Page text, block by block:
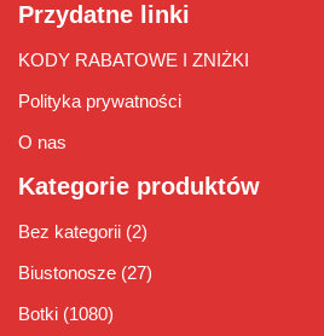
Przydatne linki
KODY RABATOWE I ZNIŻKI
Polityka prywatności
O nas
Kategorie produktów
Bez kategorii (2)
Biustonosze (27)
Botki (1080)